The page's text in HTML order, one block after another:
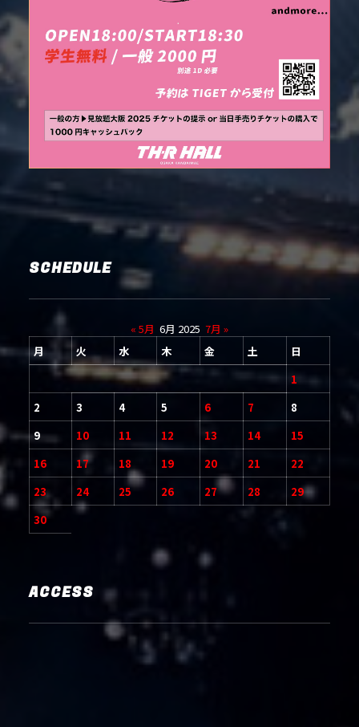
SCHEDULE
« 5月 6月 2025 7月 »
月
火 水 木 金 土
日
1
2
3 4 5 6 7
8
9
10 11 12 13 14
15
16
17 18 19 20 21
22
23
24 25 26 27 28
29
30
ACCESS